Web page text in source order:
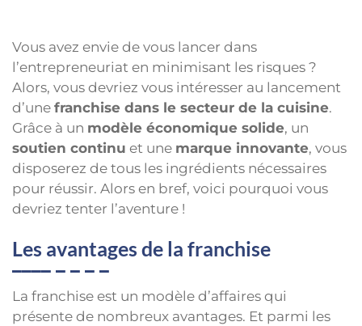
Vous avez envie de vous lancer dans
l’entrepreneuriat en minimisant les risques ?
Alors, vous devriez vous intéresser au lancement
d’une franchise dans le secteur de la cuisine.
Grâce à un modèle économique solide, un
soutien continu et une marque innovante, vous
disposerez de tous les ingrédients nécessaires
pour réussir. Alors en bref, voici pourquoi vous
devriez tenter l’aventure !
Les avantages de la franchise
La franchise est un modèle d’affaires qui
présente de nombreux avantages. Et parmi les